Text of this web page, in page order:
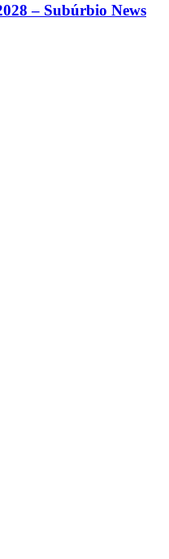
– Subúrbio News